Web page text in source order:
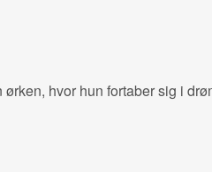
hvor hun fortaber sig i